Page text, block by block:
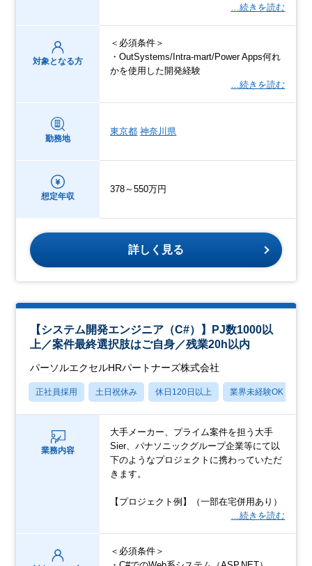
…続きを読む
対象となる方
＜必須条件＞
・OutSystems/Intra-mart/Power Apps何れ
かを使用した開発経験
…続きを読む
勤務地
東京都 神奈川県
想定年収
378～550万円
詳しく見る
【システム開発エンジニア（C#）】PJ数1000以
上／案件最終選択肢はご自身／残業20h以内
パーソルエクセルHRパートナーズ株式会社
正社員採用 土日祝休み 休日120日以上 業界未経験OK
業務内容
大手メーカー、プライム案件を担う大手
Sier、パナソニックグループ企業等にて以
下のようなプロジェクトに携わっていただ
きます。
【プロジェクト例】（一部在宅併用あり）
…続きを読む
＜必須条件＞